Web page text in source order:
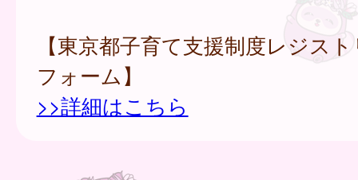
【東京都子育て支援制度レジス
フォーム】
>>詳細はこちら